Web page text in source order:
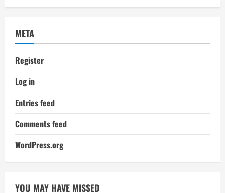
META
Register
Log in
Entries feed
Comments feed
WordPress.org
YOU MAY HAVE MISSED